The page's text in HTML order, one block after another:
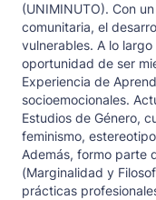
(UNIMINUTO). Con
comunitaria, el
vulnerables. A lo
oportunidad de ser
Experiencia de
socioemocionales.
Estudios de Género,
feminismo,
Además, formo parte
(Marginalidad y
prácticas